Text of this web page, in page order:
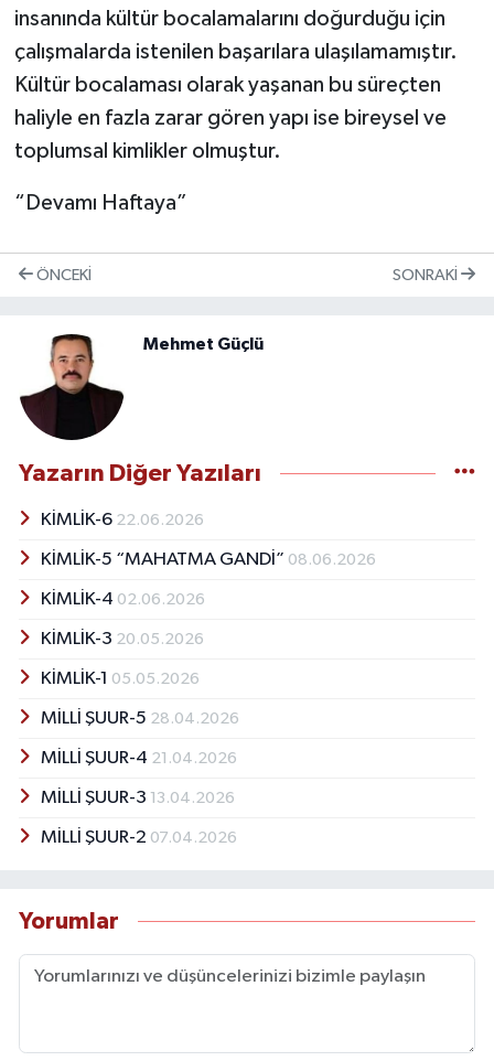
insanında kültür bocalamalarını doğurduğu için
çalışmalarda istenilen başarılara ulaşılamamıştır.
Kültür bocalaması olarak yaşanan bu süreçten
haliyle en fazla zarar gören yapı ise bireysel ve
toplumsal kimlikler olmuştur.
“Devamı Haftaya”
ÖNCEKI SONRAKI
Mehmet Güçlü
Yazarın Diğer Yazıları
KİMLİK-6 22.06.2026
KİMLİK-5 “MAHATMA GANDİ” 08.06.2026
KİMLİK-4 02.06.2026
KİMLİK-3 20.05.2026
KİMLİK-1 05.05.2026
MİLLİ ŞUUR-5 28.04.2026
MİLLİ ŞUUR-4 21.04.2026
MİLLİ ŞUUR-3 13.04.2026
MİLLİ ŞUUR-2 07.04.2026
Yorumlar